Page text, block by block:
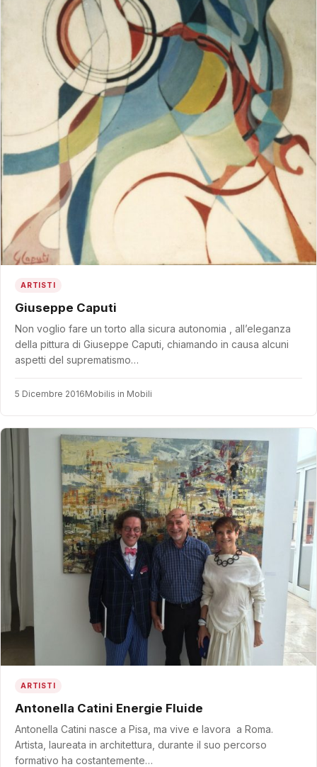
ARTISTI
Giuseppe Caputi
Non voglio fare un torto alla sicura autonomia , all’eleganza
della pittura di Giuseppe Caputi, chiamando in causa alcuni
aspetti del suprematismo…
5 Dicembre 2016Mobilis in Mobili
ARTISTI
Antonella Catini Energie Fluide
Antonella Catini nasce a Pisa, ma vive e lavora a Roma.
Artista, laureata in architettura, durante il suo percorso
formativo ha costantemente…